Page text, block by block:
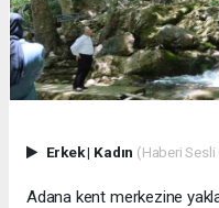
Erkek| Kadın (Haberi Sesli
Adana kent merkezine